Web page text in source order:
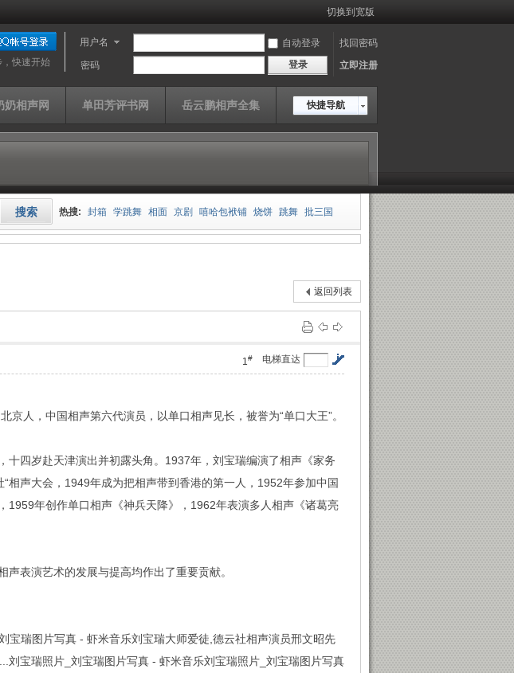
切换到宽版
用户名 自动登录
找回密码
密码
登录 立即注册
，快速开始
快捷导航
奶相声网 单田芳评书网 岳云鹏相声全集
搜索 热搜: 封箱 学跳舞 相面 京剧 嘻哈包袱铺 烧饼 跳舞 批三国
山西家信 同仁堂 快板 郭德纲 王玥波 雍正剑侠图 皮凤山发财
返回列表
电梯直达
1#
人，中国相声第六代演员，以单口相声见长，被誉为“单口大王”。
十四岁赴天津演出并初露头角。1937年，刘宝瑞编演了相声《家务
相声大会，1949年成为把相声带到香港的第一人，1952年参加中国
1959年创作单口相声《神兵天降》，1962年表演多人相声《诸葛亮
表演艺术的发展与提高均作出了重要贡献。
宝瑞图片写真 - 虾米音乐刘宝瑞大师爱徒,德云社相声演员邢文昭先
刘宝瑞照片_刘宝瑞图片写真 - 虾米音乐刘宝瑞照片_刘宝瑞图片写真